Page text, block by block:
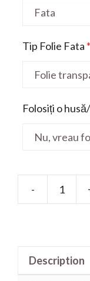
Tip Folie Fata *
Folosiți o
-
Description